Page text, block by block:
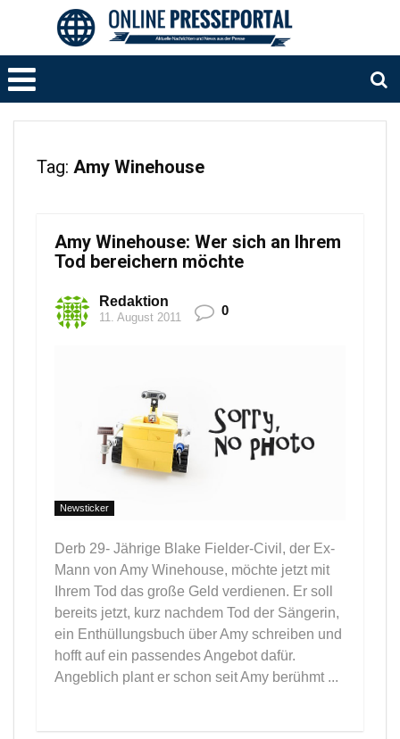
Tag: Amy Winehouse
Amy Winehouse: Wer sich an Ihrem
Tod bereichern möchte
Redaktion
11. August 2011 0
Newsticker
Derb 29- Jährige Blake Fielder-Civil, der Ex-
Mann von Amy Winehouse, möchte jetzt mit
Ihrem Tod das große Geld verdienen. Er soll
bereits jetzt, kurz nachdem Tod der Sängerin,
ein Enthüllungsbuch über Amy schreiben und
hofft auf ein passendes Angebot dafür.
Angeblich plant er schon seit Amy berühmt ...